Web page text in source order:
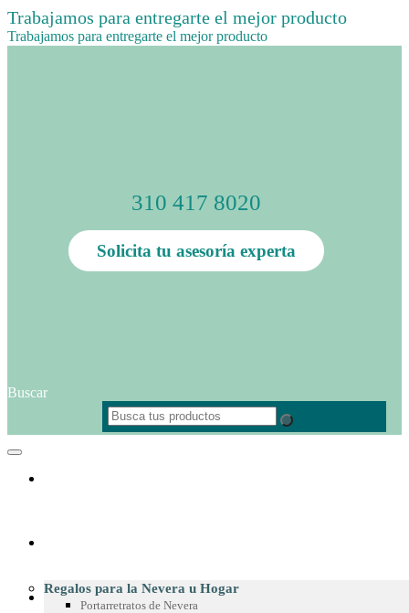
Trabajamos para entregarte el mejor producto
Trabajamos para entregarte el mejor producto
310 417 8020
Solicita tu asesoría experta
Buscar
Regalos para la Nevera u Hogar
Portarretratos de Nevera
MATERIAL POP